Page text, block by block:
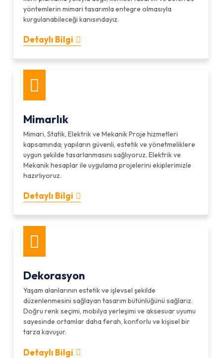
yöntemlerin mimari tasarımla entegre olmasıyla
kurgulanabileceği kanısındayız.
Detaylı Bilgi
Mimarlık
Mimari, Statik, Elektrik ve Mekanik Proje hizmetleri
kapsamında; yapıların güvenli, estetik ve yönetmeliklere
uygun şekilde tasarlanmasını sağlıyoruz. Elektrik ve
Mekanik hesaplar ile uygulama projelerini ekiplerimizle
hazırlıyoruz.
Detaylı Bilgi
Dekorasyon
Yaşam alanlarının estetik ve işlevsel şekilde
düzenlenmesini sağlayan tasarım bütünlüğünü sağlarız.
Doğru renk seçimi, mobilya yerleşimi ve aksesuar uyumu
sayesinde ortamlar daha ferah, konforlu ve kişisel bir
tarza kavuşur.
Detaylı Bilgi